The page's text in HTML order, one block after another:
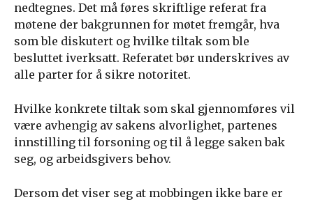
nedtegnes. Det må føres skriftlige referat fra
møtene der bakgrunnen for møtet fremgår, hva
som ble diskutert og hvilke tiltak som ble
besluttet iverksatt. Referatet bør underskrives av
alle parter for å sikre notoritet.
Hvilke konkrete tiltak som skal gjennomføres vil
være avhengig av sakens alvorlighet, partenes
innstilling til forsoning og til å legge saken bak
seg, og arbeidsgivers behov.
Dersom det viser seg at mobbingen ikke bare er